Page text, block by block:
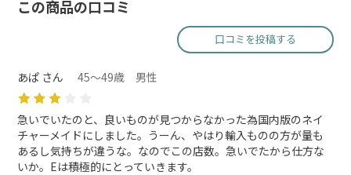
この商品の口コミ
口コミを投稿する
あぱ さん 45～49歳 男性
急いでいたのと、良いものが見つからなかった為国内版のネイ
チャーメイドにしました。うーん、やはり輸入ものの方が量も
あるし気持ちが違うな。なのでこの店数。急いでたから仕方な
いか。Eは積極的にとっていきます。